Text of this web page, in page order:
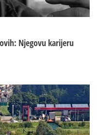
Njegovu karijeru